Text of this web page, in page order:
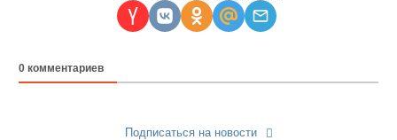
0 комментариев
Подписаться на новости